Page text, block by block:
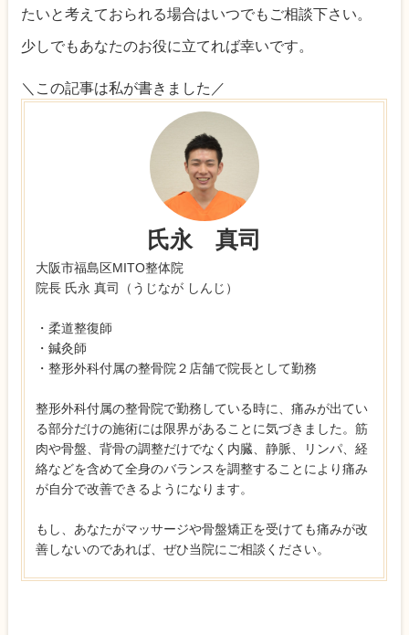
たいと考えておられる場合はいつでもご相談下さい。
少しでもあなたのお役に立てれば幸いです。
＼この記事は私が書きました／
氏永 真司
大阪市福島区MITO整体院
院長 氏永 真司（うじなが しんじ）
・柔道整復師
・鍼灸師
・整形外科付属の整骨院２店舗で院長として勤務
整形外科付属の整骨院で勤務している時に、痛みが出てい
る部分だけの施術には限界があることに気づきました。筋
肉や骨盤、背骨の調整だけでなく内臓、静脈、リンパ、経
絡などを含めて全身のバランスを調整することにより痛み
が自分で改善できるようになります。
もし、あなたがマッサージや骨盤矯正を受けても痛みが改
善しないのであれば、ぜひ当院にご相談ください。